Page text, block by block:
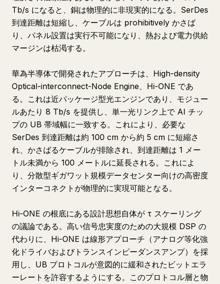
Tb/s になると、銅は物理的に非現実的になる。SerDes
到達距離は短縮し、ケーブルは prohibitively かさば
り、パネル設置は実行不可能になり、熱および電力供給
マージンは枯渇する。
華為半導体で開発されたアプローチは、High-density
Optical-interconnect-Node Engine、Hi-ONE であ
る。これは近パッケージ型光エンジンであり、モジュー
ルあたり 8 Tb/s を提供し、単一光リンク上で AI チッ
プの UB 帯域幅に一致する。これにより、必要な
SerDes 到達距離は約 100 cm から約 5 cm に短縮さ
れ、かさばるケーブルが排除され、到達距離は 1 メー
トル未満から 100 メートルに延長される。これによ
り、分散型ギガワット規模データセンター向けの高密度
インターコネクトが物理的に実現可能となる。
Hi-ONE の根底にある設計思想自体が τ スケーリング
の議論である。高い信号忠実度のための大規模 DSP の
代わりに、Hi-ONE は線形アプローチ（アナログ等化強
化ドライバおよびトランスインピーダンスアンプ）を採
用し、UB プロトコルが意図的に緩和されたビットエラ
ーレートを許容するようにする。このプロトコル層と物